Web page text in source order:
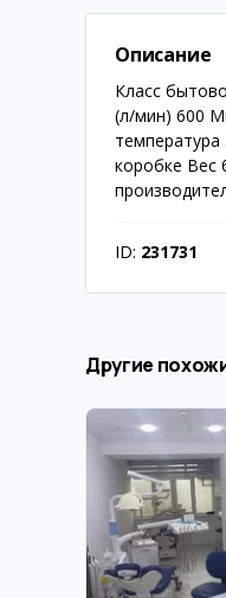
Описание
Класс
(л/мин) 600
коробке Вес
ID: 231731
Другие